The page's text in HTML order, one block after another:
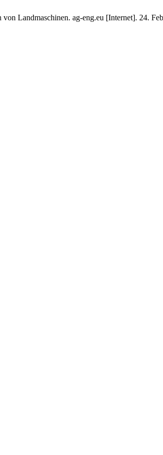
Landmaschinen. ag-eng.eu [Internet]. 24.